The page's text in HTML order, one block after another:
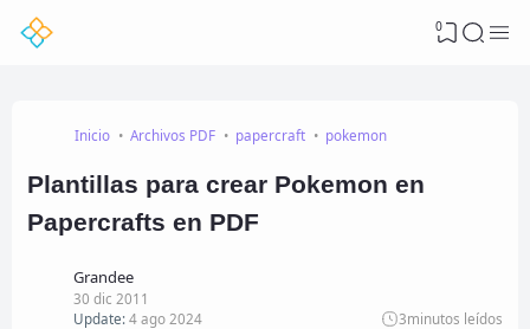
0
Inicio Archivos PDF papercraft pokemon
Plantillas para crear Pokemon en
Papercrafts en PDF
Grandee
30 dic 2011
Update:4 ago 2024 3minutos leídos